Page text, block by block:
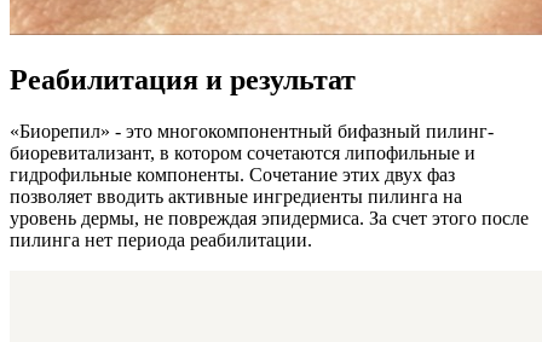
Реабилитация и результат
«Биорепил» - это многокомпонентный бифазный пилинг-
биоревитализант, в котором сочетаются липофильные и
гидрофильные компоненты. Сочетание этих двух фаз
позволяет вводить активные ингредиенты пилинга на
уровень дермы, не повреждая эпидермиса. За счет этого после
пилинга нет периода реабилитации.